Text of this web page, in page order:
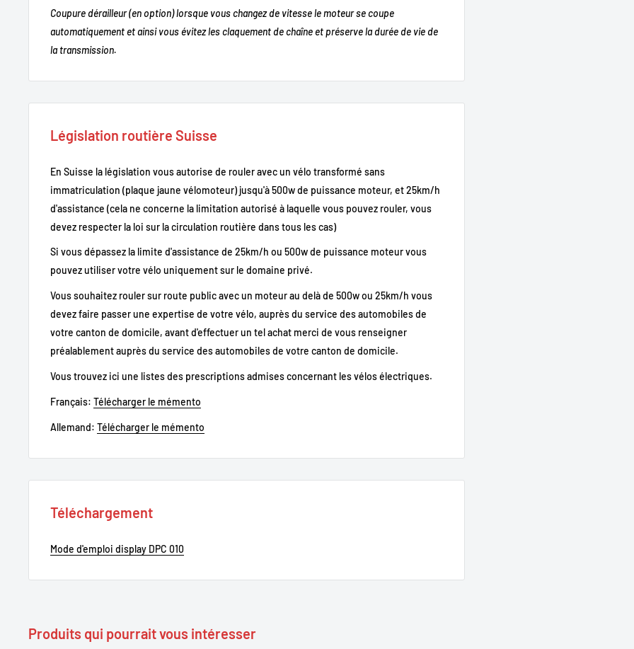
Coupure dérailleur (en option) lorsque vous changez de vitesse le moteur se coupe
automatiquement et ainsi vous évitez les claquement de chaîne et préserve la durée de vie de
la transmission.
Législation routière Suisse
En Suisse la législation vous autorise de rouler avec un vélo transformé sans
immatriculation (plaque jaune vélomoteur) jusqu'à 500w de puissance moteur, et 25km/h
d'assistance (cela ne concerne la limitation autorisé à laquelle vous pouvez rouler, vous
devez respecter la loi sur la circulation routière dans tous les cas)
Si vous dépassez la limite d'assistance de 25km/h ou 500w de puissance moteur vous
pouvez utiliser votre vélo uniquement sur le domaine privé.
Vous souhaitez rouler sur route public avec un moteur au delà de 500w ou 25km/h vous
devez faire passer une expertise de votre vélo, auprès du service des automobiles de
votre canton de domicile, avant d'effectuer un tel achat merci de vous renseigner
préalablement auprès du service des automobiles de votre canton de domicile.
Vous trouvez ici une listes des prescriptions admises concernant les vélos électriques.
Français: Télécharger le mémento
Allemand: Télécharger le mémento
Téléchargement
Mode d'emploi display DPC 010
Produits qui pourrait vous intéresser